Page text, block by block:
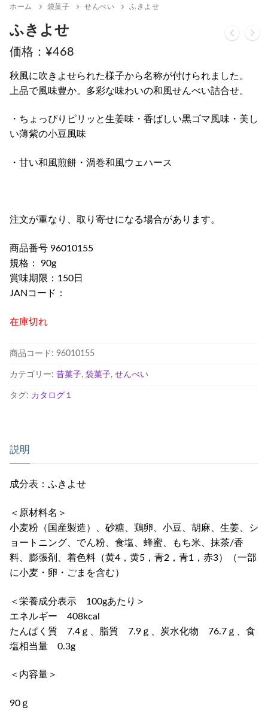
ホーム 袋菓子 せんべい ふきよせ
ふきよせ
¥468
秋風に吹きよせられた様子から名称が付けられました。
上品で風味豊か。多彩な味わいの和風せんべい詰合せ。
・ちょっぴりピリッと生姜味・香ばしい黒ゴマ風味・美し
い薄紫の小豆風味
・甘い和風煎餅・渦巻和風ウェハース
注文が重なり、取り寄せになる場合があります。
商品番号 96010155
規格： 90g
賞味期限：150日
JANコード：
在庫切れ
商品コード: 96010155
カテゴリー: 昔菓子, 袋菓子, せんべい
タグ: カタログ１
説明
成分表：ふきよせ
＜原材料名＞
小麦粉（国産製造）、砂糖、鶏卵、小豆、胡麻、生姜、シ
ョートニング、でん粉、食塩、蜂蜜、もち米、抹茶/香
料、膨張剤、着色料（黄4，黄5，青2，青1，赤3）（一部
に小麦・卵・ごまを含む）
＜栄養成分表示 100gあたり＞
エネルギー 408kcal
たんぱく質 7.4ｇ、脂質 7.9ｇ、炭水化物 76.7ｇ、食
塩相当量 0.3g
＜内容量＞
90ｇ